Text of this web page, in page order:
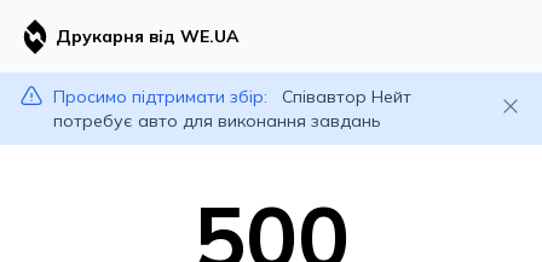
Друкарня від WE.UA
Просимо підтримати збір:
Співавтор Нейт
потребує авто для виконання завдань
500